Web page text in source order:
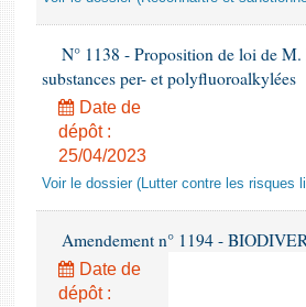
N° 1138 - Proposition de loi de
substances per- et polyfluoroalkylées
Date de
dépôt :
25/04/2023
Voir le dossier (Lutter contre les risques
Amendement n° 1194 -
Date de
dépôt :